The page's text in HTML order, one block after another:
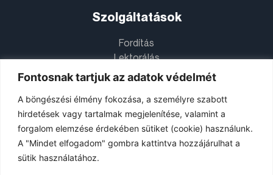
Fontosnak tartjuk az adatok védelmét
A böngészési élmény fokozása, a személyre szabott
hirdetések vagy tartalmak megjelenítése, valamint a
forgalom elemzése érdekében sütiket (cookie) használunk.
A "Mindet elfogadom" gombra kattintva hozzájárulhat a
sütik használatához.
Szolgáltatások
Fordítás
Lektorálás
Utószerkesztés (PEMT)
Információk
Adatvédelmi Nyilatkozat